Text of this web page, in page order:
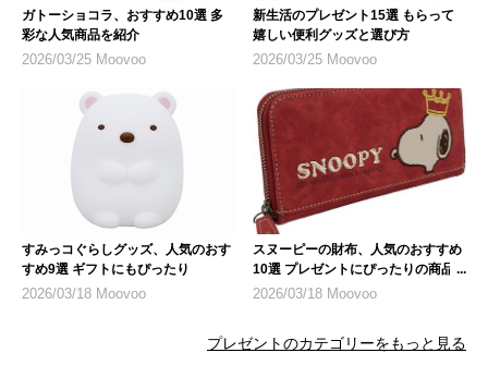
ガトーショコラ、おすすめ10選 多
彩な人気商品を紹介
2026/03/25 Moovoo
新生活のプレゼント15選 もらって
嬉しい便利グッズと選び方
2026/03/25 Moovoo
すみっコぐらしグッズ、人気のおす
すめ9選 ギフトにもぴったり
2026/03/18 Moovoo
スヌーピーの財布、人気のおすすめ
10選 プレゼントにぴったりの商品
も
2026/03/18 Moovoo
プレゼントのカテゴリーをもっと見る